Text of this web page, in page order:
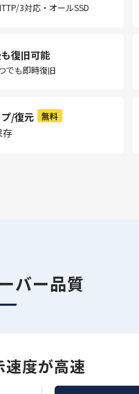
3対応・オールSSD
復旧可能
でも即時復旧
/復元 無料
存
バー品質
速度が高速